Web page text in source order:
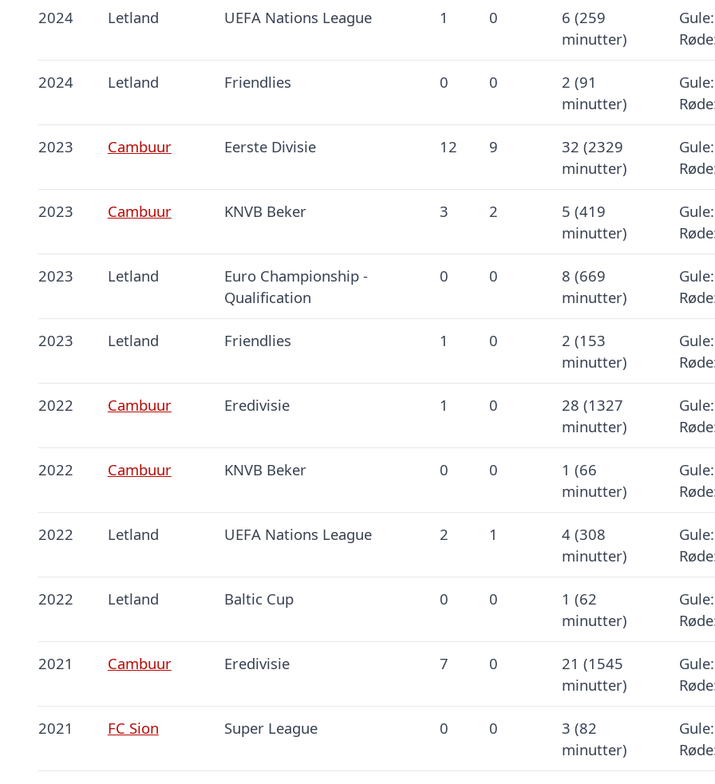
2024 Letland UEFA Nations League 1 0
6 (259
minutter)
2024 Letland Friendlies 0 0
2 (91
minutter)
2023 Cambuur Eerste Divisie 12 9
32 (2329
minutter)
2023 Cambuur KNVB Beker 3 2
5 (419
minutter)
2023 Letland
Euro Championship -
Qualification
0 0
8 (669
minutter)
2023 Letland Friendlies 1 0
2 (153
minutter)
2022 Cambuur Eredivisie 1 0
28 (1327
minutter)
2022 Cambuur KNVB Beker 0 0
1 (66
minutter)
2022 Letland UEFA Nations League 2 1
4 (308
minutter)
2022 Letland Baltic Cup 0 0
1 (62
minutter)
2021 Cambuur Eredivisie 7 0
21 (1545
minutter)
2021 FC Sion Super League 0 0
3 (82
minutter)